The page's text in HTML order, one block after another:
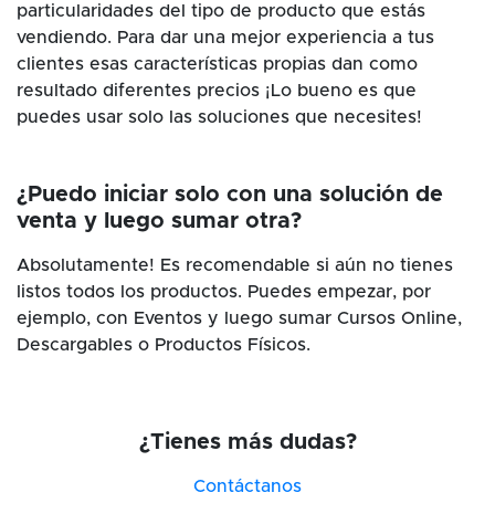
particularidades del tipo de producto que estás
vendiendo. Para dar una mejor experiencia a tus
clientes esas características propias dan como
resultado diferentes precios ¡Lo bueno es que
puedes usar solo las soluciones que necesites!
¿Puedo iniciar solo con una solución de
venta y luego sumar otra?
Absolutamente! Es recomendable si aún no tienes
listos todos los productos. Puedes empezar, por
ejemplo, con Eventos y luego sumar Cursos Online,
Descargables o Productos Físicos.
¿Tienes más dudas?
Contáctanos